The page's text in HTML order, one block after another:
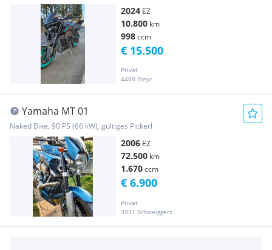
2024 EZ
10.800 km
998ccm
Privat
4400 Steyr
€ 15.500
Yamaha MT 01
Naked Bike, 90 PS (66 kW), gültiges Pickerl
2006 EZ
72.500 km
1.670ccm
Privat
3931 Schweiggers
€ 6.900